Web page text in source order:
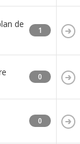
de
1
0
0